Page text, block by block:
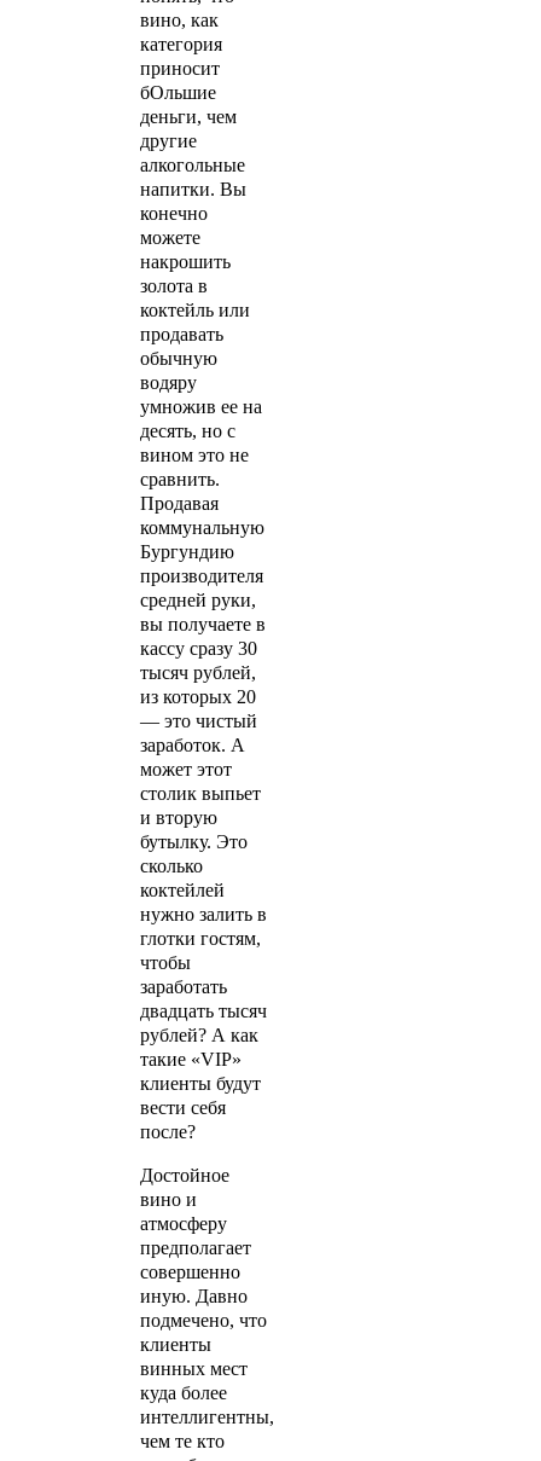
вино, как
категория
приносит
бОльшие
деньги, чем
другие
алкогольные
напитки. Вы
конечно
можете
накрошить
золота в
коктейль или
продавать
обычную
водяру
умножив ее на
десять, но с
вином это не
сравнить.
Продавая
коммунальную
Бургундию
производителя
средней руки,
вы получаете в
кассу сразу 30
тысяч рублей,
из которых 20
— это чистый
заработок. А
может этот
столик выпьет
и вторую
бутылку. Это
сколько
коктейлей
нужно залить в
глотки гостям,
чтобы
заработать
двадцать тысяч
рублей? А как
такие «VIP»
клиенты будут
вести себя
после?
Достойное
вино и
атмосферу
предполагает
совершенно
иную. Давно
подмечено, что
клиенты
винных мест
куда более
интеллигентны,
чем те кто